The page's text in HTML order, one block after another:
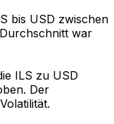
bis USD zwischen
war
ILS zu USD
Der